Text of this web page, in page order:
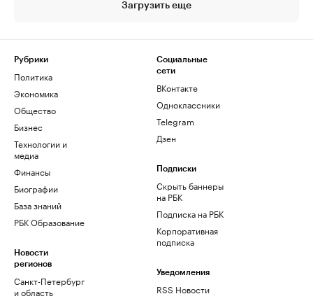
Загрузить еще
Рубрики
Политика
Экономика
Общество
Бизнес
Технологии и
медиа
Финансы
Биографии
База знаний
РБК Образование
Новости
регионов
Санкт-Петербург
и область
Социальные
сети
ВКонтакте
Одноклассники
Telegram
Дзен
Подписки
Скрыть баннеры
на РБК
Подписка на РБК
Корпоративная
подписка
Уведомления
RSS Новости